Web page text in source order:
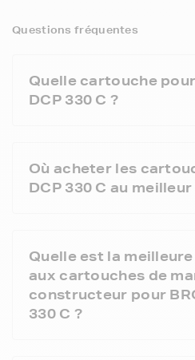
Questions fréquentes
Quelle cartouche pour
DCP 330 C ?
Où acheter les
DCP 330 C au
Quelle est la
aux cartouches de
constructeur pour
330 C ?